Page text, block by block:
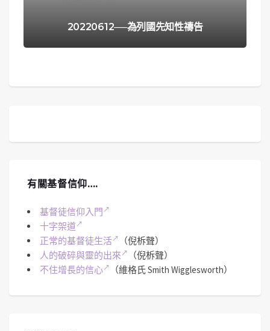
20220612──為列國先知性禱告
有關基督信仰….
基督徒信仰入門
十字架道
正常的基督徒生活
（倪柝聲）
人的破碎與靈的出來
（倪柝聲）
不住增長的信心
（維格氏 Smith Wigglesworth）